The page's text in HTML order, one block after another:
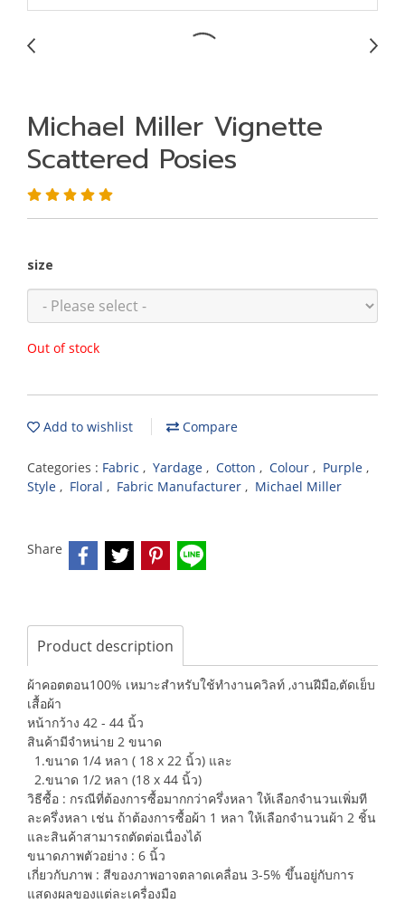
Michael Miller Vignette
Scattered Posies
size
Out of stock
Add to wishlist Compare
Categories : Fabric , Yardage , Cotton , Colour , Purple ,
Style , Floral , Fabric Manufacturer , Michael Miller
Share
Product description
ผ้าคอตตอน100% เหมาะสำหรับใช้ทำงานควิลท์ ,งานฝีมือ,ตัดเย็บ
เสื้อผ้า
หน้ากว้าง 42 - 44 นิ้ว
สินค้ามีจำหน่าย 2 ขนาด
1.ขนาด 1/4 หลา ( 18 x 22 นิ้ว) และ
2.ขนาด 1/2 หลา (18 x 44 นิ้ว)
วิธีซื้อ : กรณีที่ต้องการซื้อมากกว่าครึ่งหลา ให้เลือกจำนวนเพิ่มที
ละครึ่งหลา เช่น ถ้าต้องการซื้อผ้า 1 หลา ให้เลือกจำนวนผ้า 2 ชิ้น
และสินค้าสามารถตัดต่อเนื่องได้
ขนาดภาพตัวอย่าง : 6 นิ้ว
เกี่ยวกับภาพ : สีของภาพอาจตลาดเคลื่อน 3-5% ขึ้นอยู่กับการ
แสดงผลของแต่ละเครื่องมือ